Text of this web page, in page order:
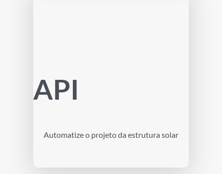
API
Automatize o projeto da estrutura solar